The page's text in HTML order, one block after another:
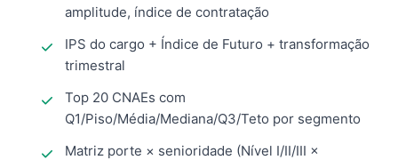
amplitude, índice de contratação
IPS do cargo + Índice de Futuro + transformação
trimestral
Top 20 CNAEs com
Q1/Piso/Média/Mediana/Q3/Teto por segmento
Matriz porte × senioridade (Nível I/II/III ×